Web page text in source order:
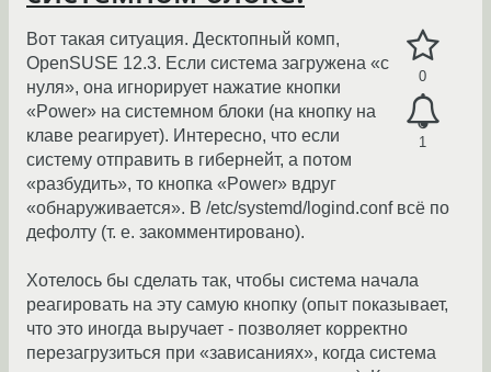
0
1
Вот такая ситуация. Десктопный комп,
OpenSUSE 12.3. Если система загружена «с
нуля», она игнорирует нажатие кнопки
«Power» на системном блоки (на кнопку на
клаве реагирует). Интересно, что если
систему отправить в гибернейт, а потом
«разбудить», то кнопка «Power» вдруг
«обнаруживается». В /etc/systemd/logind.conf всё по
дефолту (т. е. закомментировано).
Хотелось бы сделать так, чтобы система начала
реагировать на эту самую кнопку (опыт показывает,
что это иногда выручает - позволяет корректно
перезагрузиться при «зависаниях», когда система